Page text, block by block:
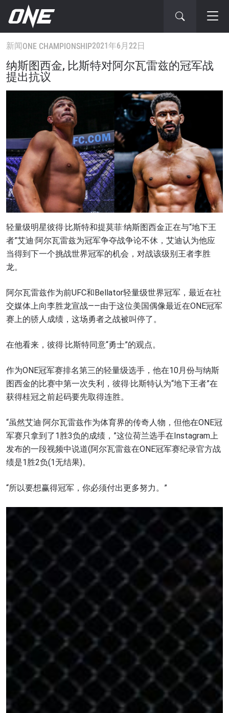
新闻ONE CHAMPIONSHIP2021年6月22日
纳斯图西金, 比斯特对阿尔瓦雷兹的冠军战
提出抗议
轻量级明星彼得·比斯特和提莫菲·纳斯图西金正在与“地下王
者”艾迪·阿尔瓦雷兹为冠军争夺战争论不休，艾迪认为他应
当得到下一个挑战世界冠军的机会，对战该级别王者李胜
龙。
阿尔瓦雷兹作为前UFC和Bellator轻量级世界冠军，最近在社
交媒体上向李胜龙宣战——由于这位美国偶像最近在ONE冠军
赛上的骄人成绩，这场勇者之战被叫停了。
在他看来，彼得·比斯特同意“勇士”的观点。
作为ONE冠军赛排名第三的轻量级选手，他在10月份与纳斯
图西金的比赛中第一次失利，彼得·比斯特认为“地下王者”在
获得桂冠之前起码要先取得连胜。
“虽然艾迪·阿尔瓦雷兹作为体育界的传奇人物，但他在ONE冠
军赛只拿到了1胜3负的成绩，”这位荷兰选手在Instagram上
发布的一段视频中说道(阿尔瓦雷兹在ONE冠军赛纪录官方战
绩是1胜2负(1无结果)。
“所以要想赢得冠军，你必须付出更多努力。”